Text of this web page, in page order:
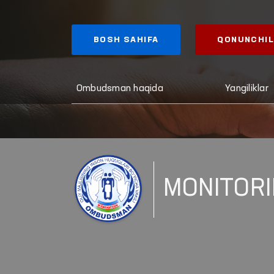
BOSH SAHIFA
Ombudsman haqida Yangiliklar